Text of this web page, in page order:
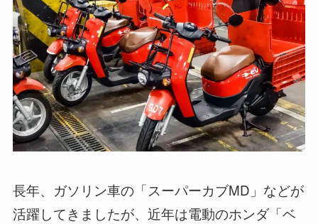
長年、ガソリン車の「スーパーカブMD」などが
活躍してきましたが、近年は電動のホンダ「ベ